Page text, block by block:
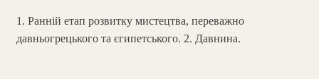
1. Ранній етап розвитку мистецтва, переважно
давньогрецького та єгипетського. 2. Давнина.